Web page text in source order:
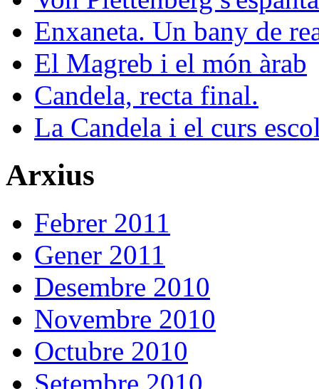
Enxaneta. Un bany de
El Magreb i el món àrab
Candela, recta final.
La Candela i el curs
Arxius
Febrer 2011
Gener 2011
Desembre 2010
Novembre 2010
Octubre 2010